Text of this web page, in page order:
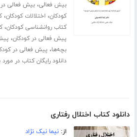
بیش فعالی،بیش فعالی
کودکان، اختلالات کودکان،
کتاب روانشناسی کودکان،
پیش فعالی در کودکان،
بچه‌ها، پیش فعالی در
دانلود رایگان کتاب در
دانلود کتاب اختلال رفتاری
از:نیما نیک نژاد